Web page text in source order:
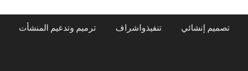
تصميم إنشائي تنفيذواشراف ترميم وتدعيم المنشأت